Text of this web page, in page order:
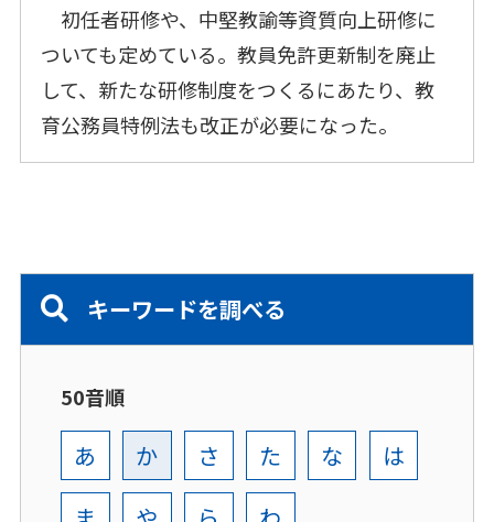
初任者研修や、中堅教諭等資質向上研修に
ついても定めている。教員免許更新制を廃止
して、新たな研修制度をつくるにあたり、教
育公務員特例法も改正が必要になった。
キーワードを調べる
50音順
あ か さ た な
は